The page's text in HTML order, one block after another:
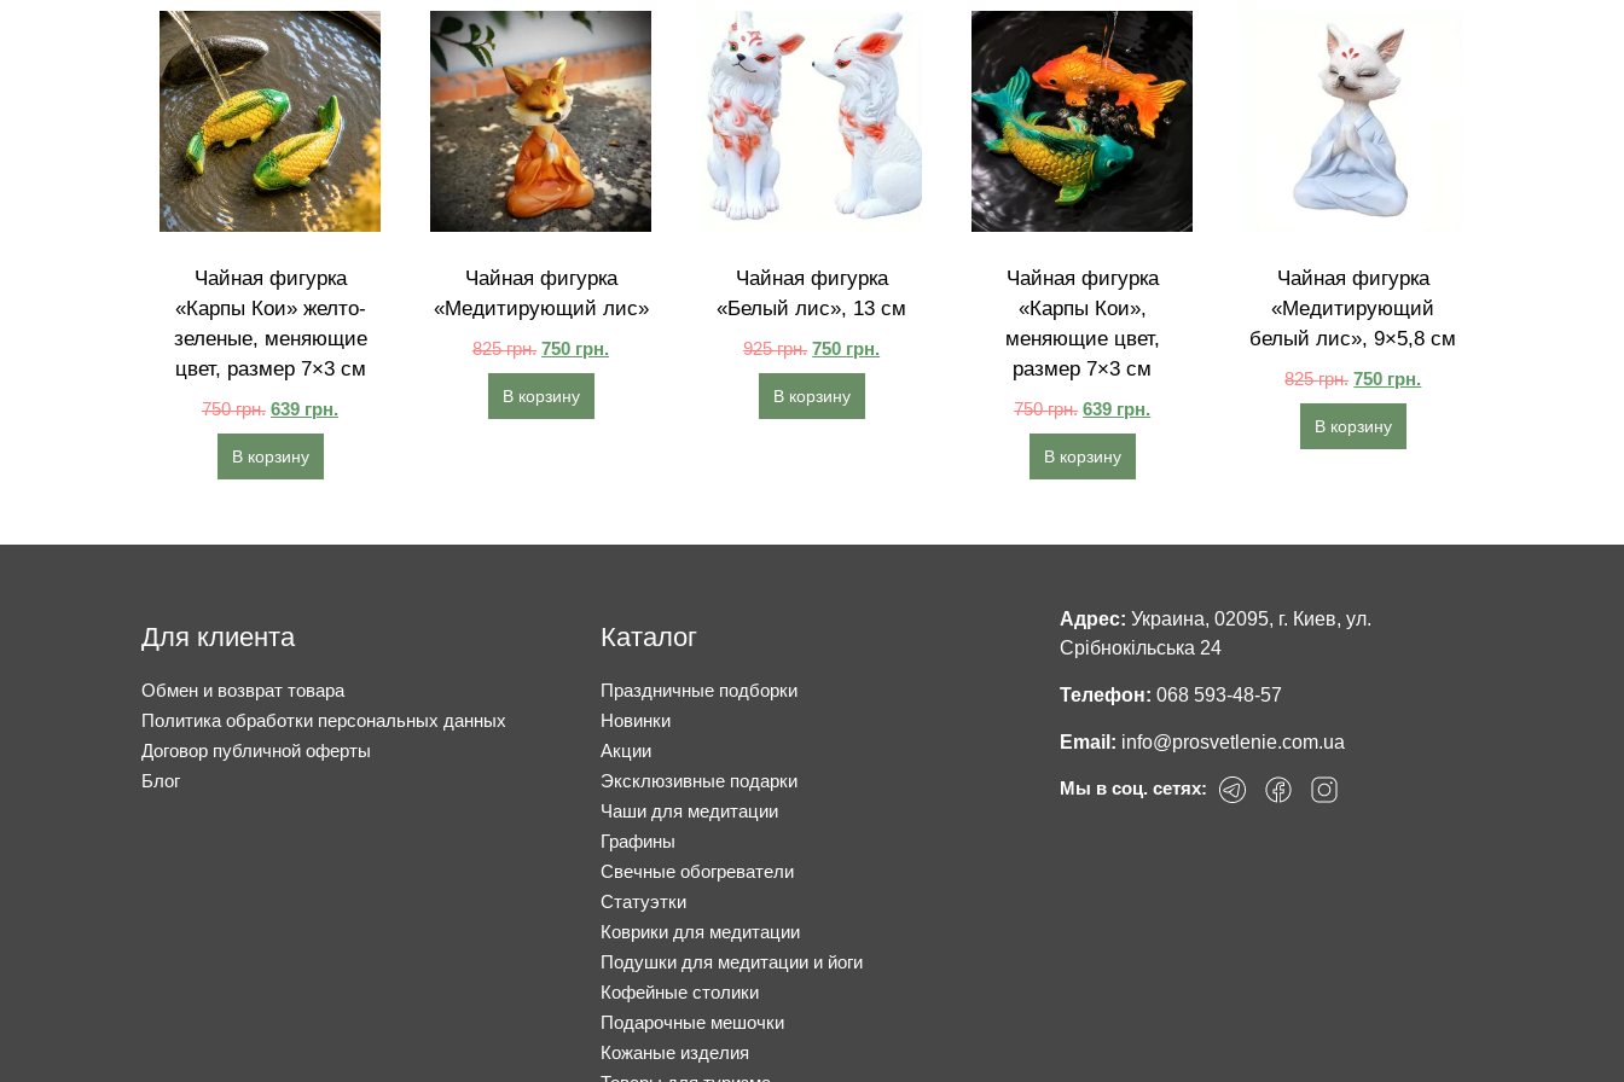
Чайная фигурка
«Карпы Кои» желто-
зеленые, меняющие
цвет, размер 7×3 см
750грн. 639 грн.
В корзину
Чайная фигурка
«Медитирующий лис»
825грн. 750 грн.
В корзину
Чайная фигурка
«Белый лис», 13 см
925грн. 750 грн.
В корзину
Чайная фигурка
«Карпы Кои»,
меняющие цвет,
размер 7×3 см
750грн. 639 грн.
В корзину
Чайная фигурка
«Медитирующий
белый лис», 9×5,8 см
825грн. 750 грн.
В корзину
Для клиента
Обмен и возврат товара
Политика обработки персональных данных
Договор публичной оферты
Блог
Каталог
Праздничные подборки
Новинки
Акции
Эксклюзивные подарки
Чаши для медитации
Графины
Свечные обогреватели
Статуэтки
Коврики для медитации
Подушки для медитации и йоги
Кофейные столики
Подарочные мешочки
Кожаные изделия
Адрес: Украина, 02095, г. Киев, ул.
Срібнокільська 24
Телефон: 068 593-48-57
Email: info@prosvetlenie.com.ua
Мы в соц. сетях: